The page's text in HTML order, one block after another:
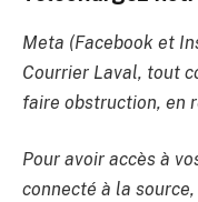
Meta (Facebook et
Courrier Laval, tout
faire obstruction, en
Pour avoir accès à
connecté à la